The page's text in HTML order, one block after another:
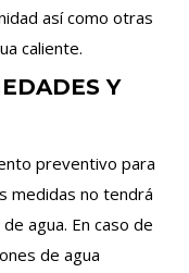
así como otras
caliente.
Y
preventivo para
medidas no tendrá
agua. En caso de
de agua